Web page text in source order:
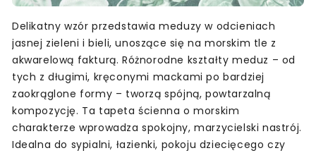
Delikatny wzór przedstawia meduzy w odcieniach
jasnej zieleni i bieli, unoszące się na morskim tle z
akwarelową fakturą. Różnorodne kształty meduz – od
tych z długimi, kręconymi mackami po bardziej
zaokrąglone formy – tworzą spójną, powtarzalną
kompozycję. Ta tapeta ścienna o morskim
charakterze wprowadza spokojny, marzycielski nastrój.
Idealna do sypialni, łazienki, pokoju dziecięcego czy